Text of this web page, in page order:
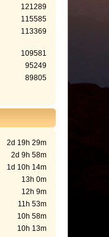
121289
115585
113369
109581
95249
89805
2d 19h 29m
2d 9h 58m
1d 10h 14m
13h 0m
12h 9m
11h 53m
10h 58m
10h 13m